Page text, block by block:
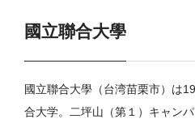
國立聯合大學
國立聯合大學（台湾苗栗市）は
合大学。二坪山（第１）キャン